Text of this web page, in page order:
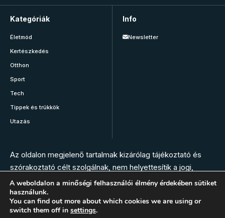
Kategóriák
Életmód
Kertészkedés
Otthon
Sport
Tech
Tippek és trükkök
Utazás
Info
Newsletter
Az oldalon megjelenő tartalmak kizárólag tájékoztató és
szórakoztató célt szolgálnak, nem helyettesítik a jogi,
orvosi, állatorvosi, gyógyszerészi vagy más szakember
tanácsát. Az oldal szerkesztésében nem vesznek részt
szakemberek. Bármilyen panasz, tünet vagy egészségügyi
A weboldalon a minőségi felhasználói élmény érdekében sütiket
használunk.
You can find out more about which cookies we are using or
switch them off in settings.